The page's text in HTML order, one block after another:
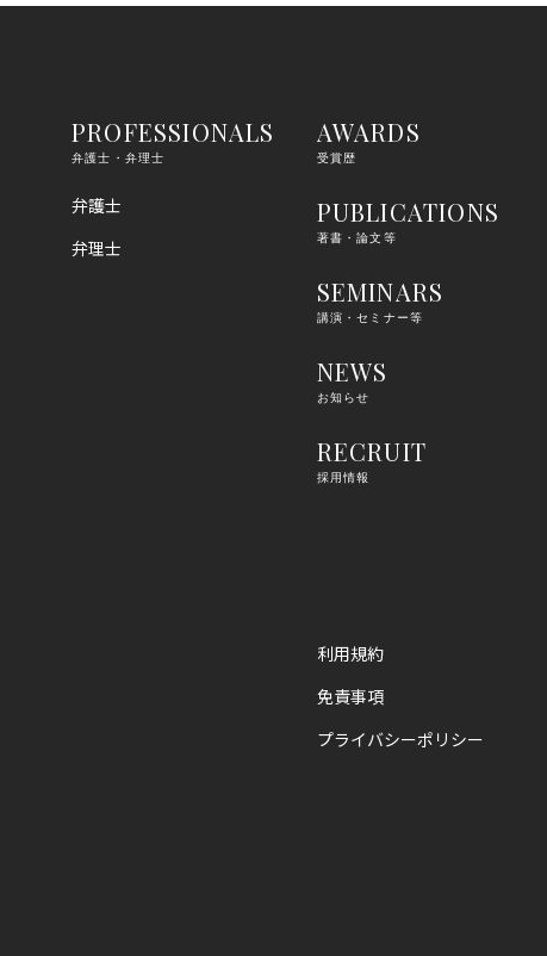
PROFESSIONALS
弁護士・弁理士
弁護士
弁理士
AWARDS
受賞歴
PUBLICATIONS
著書・論文等
SEMINARS
講演・セミナー等
NEWS
お知らせ
RECRUIT
採用情報
利用規約
免責事項
プライバシーポリシー